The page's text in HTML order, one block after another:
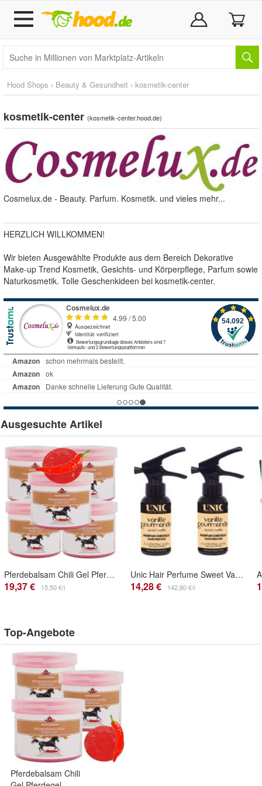
Hood Shops › Beauty & Gesundheit › kosmetik-center
kosmetik-center (kosmetik-center.hood.de)
Cosmelux.de - Beauty. Parfum. Kosmetik. und vieles mehr...
HERZLICH WILLKOMMEN!
Wir bieten Ausgewählte Produkte aus dem Bereich Dekorative
Make-up Trend Kosmetik, Gesichts- und Körperpflege, Parfum sowie
Naturkosmetik. Tolle Geschenkideen bei kosmetik-center.
Ausgesuchte Artikel
Pferdebalsam Chili Gel Pferdegel Pferdesalbe Wärmend vom Naturhof 250ml 5er Pack
19,37 € 15,50 €/l
Unic Hair Perfume Sweet Vanilla Haarparfüm Verzaubernde Duft 50ml 2er Pack
14,28 € 142,80 €/l
Top-Angebote
Pferdebalsam Chili